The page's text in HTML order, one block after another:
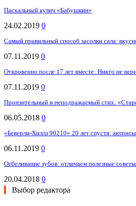
Пасхальный кулич «Бабушкин»
24.02.2019 0
Самый правильный способ засолки сала:
07.11.2019 0
Откровенно после 17 лет вместе: Никто не
07.11.2019 0
Пронзительный и неподражаемый стих:
06.05.2018 0
«Беверли-Хиллз 90210» 20 лет спустя:
06.11.2019 0
Отбеливание зубов: отличаем полезные
20.04.2018 0
Выбор редактора